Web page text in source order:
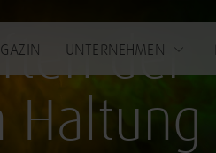
UNTERNEHMEN
der
Haltung